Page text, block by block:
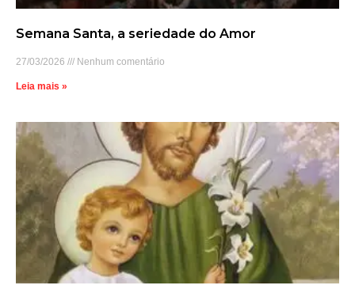
Semana Santa, a seriedade do Amor
27/03/2026 Nenhum comentário
Leia mais »